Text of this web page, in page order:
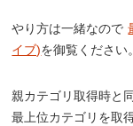
やり方は一緒なので
イブ)を御覧ください。
親カテゴリ取得時と
最上位カテゴリを取